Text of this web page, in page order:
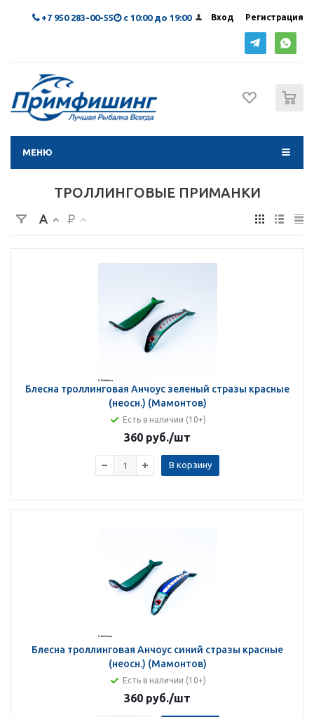
Вход Регистрация
+7 950 283-00-55 с 10:00 до 19:00
МЕНЮ
ТРОЛЛИНГОВЫЕ ПРИМАНКИ
Блесна троллинговая Анчоус зеленый стразы красные
(неосн.) (Мамонтов)
Есть в наличии (10+)
360 руб./шт
В корзину
Блесна троллинговая Анчоус синий стразы красные
(неосн.) (Мамонтов)
Есть в наличии (10+)
360 руб./шт